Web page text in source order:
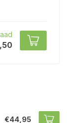
€44,95